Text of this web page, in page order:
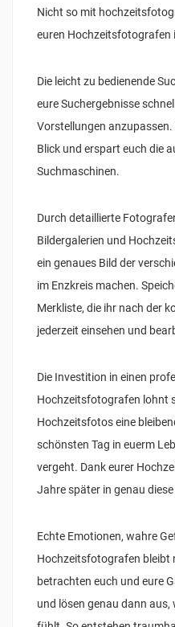
Nicht so mit
euren Hochzeitsfotografen
Die leicht zu bedienende
eure Suchergebnisse
Vorstellungen
Blick und erspart euch die
Suchmaschinen.
Durch detaillierte
Bildergalerien und
ein genaues Bild der
im Enzkreis machen.
Merkliste, die ihr nach der
jederzeit einsehen und
Die Investition in einen
Hochzeitsfotografen lohnt
Hochzeitsfotos eine
schönsten Tag in euerm
vergeht. Dank eurer
Jahre später in genau
Echte Emotionen, wahre
Hochzeitsfotografen bleibt
betrachten euch und eure
und lösen genau dann